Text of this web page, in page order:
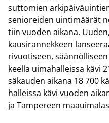
sut­to­mien
se­nio­rei­den uin­ti­mää­rät
tiin vuo­den ai­ka­na.
kausi­ran­nek­keen
ri­vuo­ti­seen,
keel­la ui­ma­hal­leis­sa kävi
sä­kau­den ai­ka­na 18 700
hal­leis­sa kävi vuo­den
ja Tam­pe­reen